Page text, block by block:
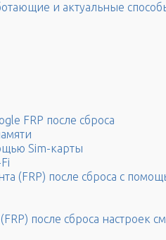
и актуальные
FRP после сброса
Sim-карты
(FRP) после сброса с
после сброса настроек